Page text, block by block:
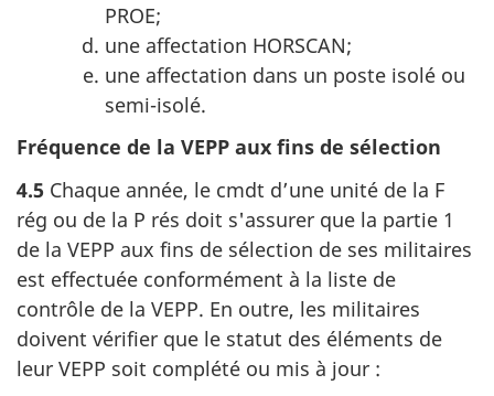
PROE;
une affectation HORSCAN;
une affectation dans un poste isolé ou
semi-isolé.
Fréquence de la VEPP aux fins de sélection
4.5 Chaque année, le cmdt d’une unité de la F
rég ou de la P rés doit s'assurer que la partie 1
de la VEPP aux fins de sélection de ses militaires
est effectuée conformément à la liste de
contrôle de la VEPP. En outre, les militaires
doivent vérifier que le statut des éléments de
leur VEPP soit complété ou mis à jour :